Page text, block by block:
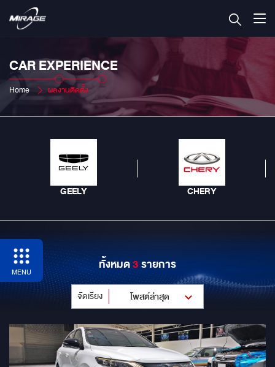
CAR EXPERIENCE
Home ผลงานติดตั้ง
GEELY CHERY
MENU ทั้งหมด3รายการ
จัดเรียง โพสต์ล่าสุด